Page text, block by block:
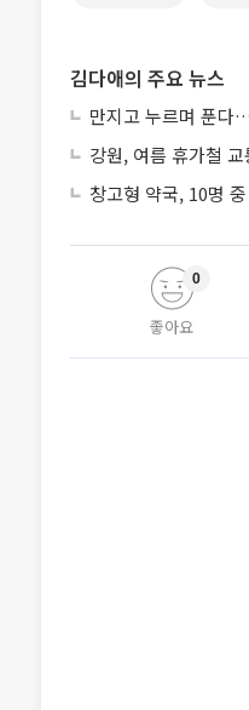
김다애의 주요 뉴스
만지고 누르며 푼다
강원, 여름 휴가철
창고형 약국, 10명
좋아요
0